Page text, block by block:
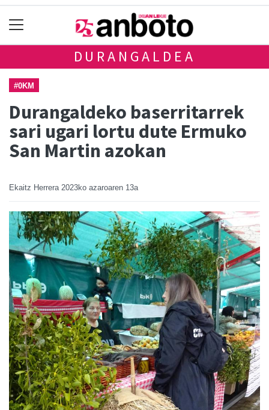
DURANGALDEA
#0KM
Durangaldeko baserritarrek
sari ugari lortu dute Ermuko
San Martin azokan
Ekaitz Herrera 2023ko azaroaren 13a